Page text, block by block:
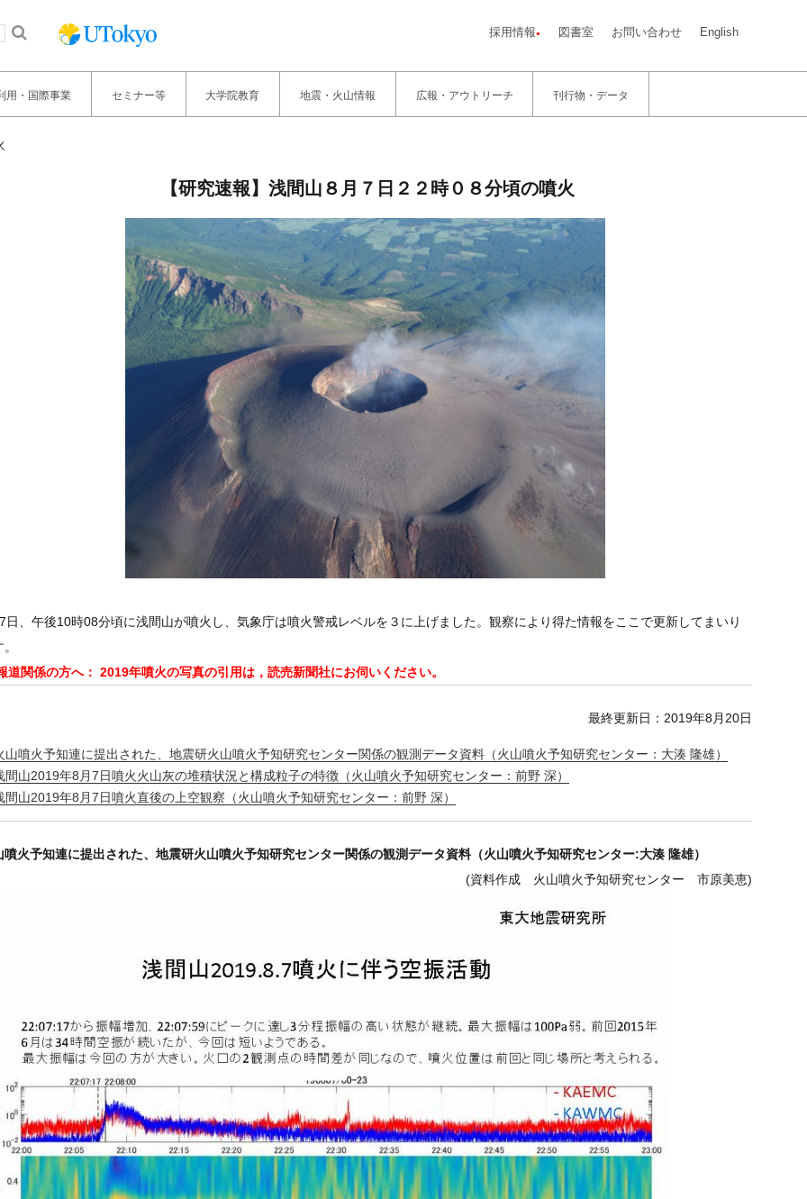
採用情報 図書室 お問い合わせ English
用・国際事業 セミナー等 大学院教育 地震・火山情報 広報・アウトリーチ 刊行物・データ
【研究速報】浅間山８月７日２２時０８分頃の噴火
日、午後10時08分頃に浅間山が噴火し、気象庁は噴火警戒レベルを３に上げました。観察により得た情報をここで更新してまいり
関係の方へ： 2019年噴火の写真の引用は，読売新聞社にお伺いください。
最終更新日：2019年8月20日
山噴火予知連に提出された、地震研火山噴火予知研究センター関係の観測データ資料（火山噴火予知研究センター：大湊 隆雄）
間山2019年8月7日噴火火山灰の堆積状況と構成粒子の特徴（火山噴火予知研究センター：前野 深）
間山2019年8月7日噴火直後の上空観察（火山噴火予知研究センター：前野 深）
噴火予知連に提出された、地震研火山噴火予知研究センター関係の観測データ資料（火山噴火予知研究センター:大湊 隆雄）
(資料作成 火山噴火予知研究センター 市原美恵)